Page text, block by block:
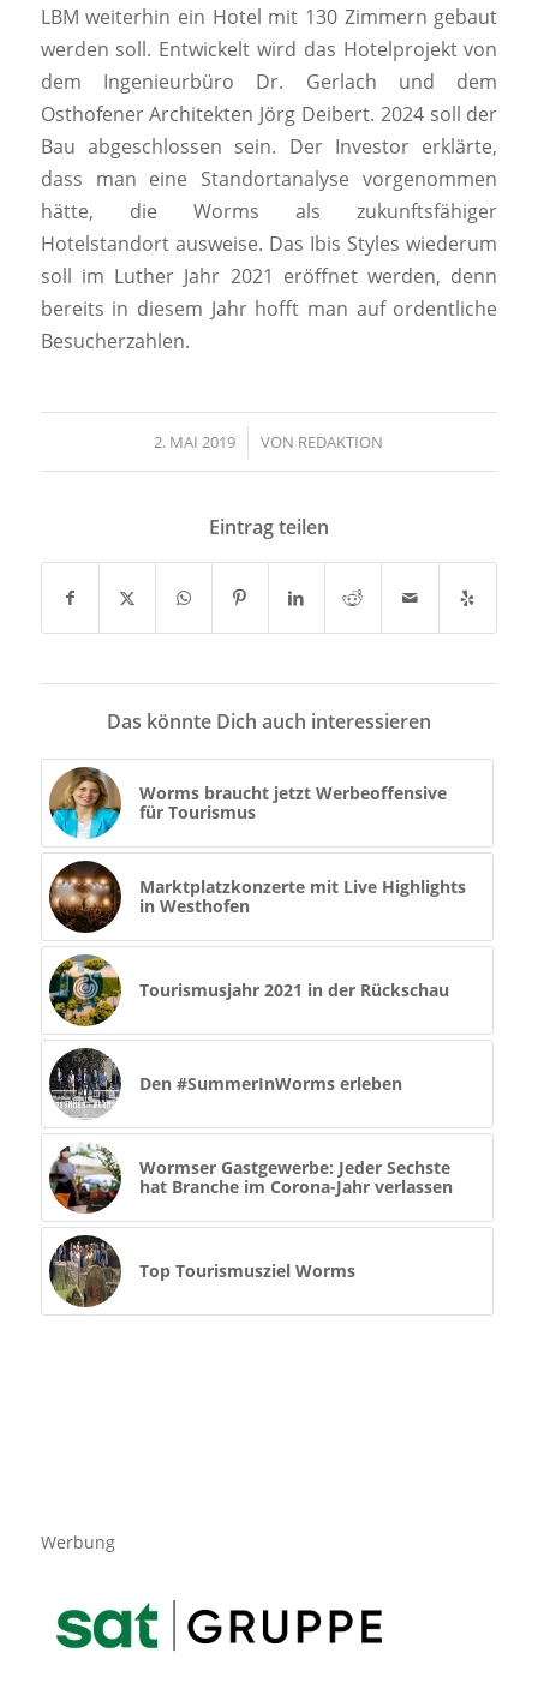
LBM weiterhin ein Hotel mit 130 Zimmern gebaut
werden soll. Entwickelt wird das Hotelprojekt von
dem Ingenieurbüro Dr. Gerlach und dem
Osthofener Architekten Jörg Deibert. 2024 soll der
Bau abgeschlossen sein. Der Investor erklärte,
dass man eine Standortanalyse vorgenommen
hätte, die Worms als zukunftsfähiger
Hotelstandort ausweise. Das Ibis Styles wiederum
soll im Luther Jahr 2021 eröffnet werden, denn
bereits in diesem Jahr hofft man auf ordentliche
Besucherzahlen.
2. MAI 2019
/ VON REDAKTION
Eintrag teilen
Das könnte Dich auch interessieren
Worms braucht jetzt Werbeoffensive
für Tourismus
Marktplatzkonzerte mit Live Highlights
in Westhofen
Tourismusjahr 2021 in der Rückschau
Den #SummerInWorms erleben
Wormser Gastgewerbe: Jeder Sechste
hat Branche im Corona-Jahr verlassen
Top Tourismusziel Worms
Werbung